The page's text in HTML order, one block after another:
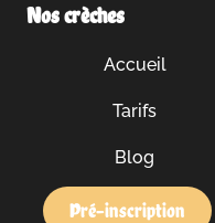
Nos crèches
Accueil
Tarifs
Blog
Pré-inscription